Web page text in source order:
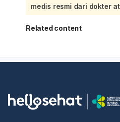
sedap, tidak gatal, tidak
keluar banyak darah,
kalau bercaknya makin
kandungan atau dokter
medis resmi dari dokter
Related content